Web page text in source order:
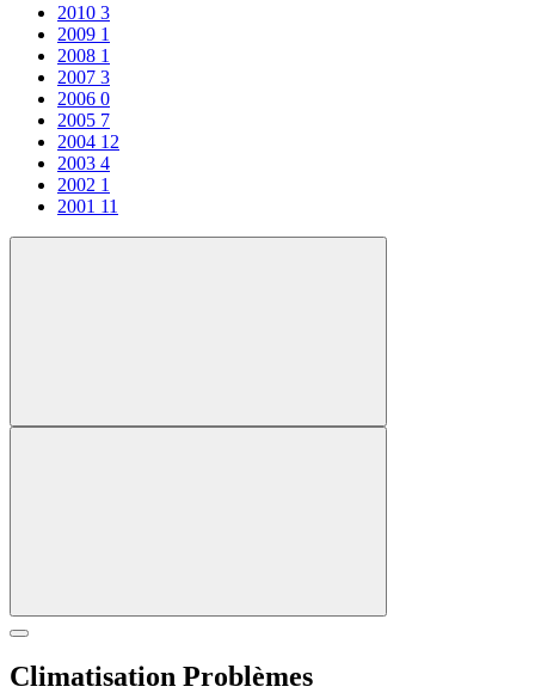
2010 3
2009 1
2008 1
2007 3
2006 0
2005 7
2004 12
2003 4
2002 1
2001 11
Climatisation Problèmes